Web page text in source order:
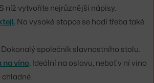
S níž vytvoříte nejrůznější nápisy.
. Na vysoké stopce se hodí třeba také
Dokonalý společník slavnostního stolu.
na víno. Ideální na oslavu, neboť v ní víno